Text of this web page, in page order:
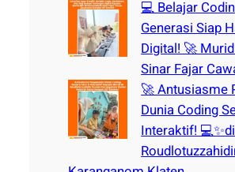
💻 Belajar
Generasi Siap
Digital! 🚀
Sinar Fajar
🚀 Antusiasme
Dunia Coding
Interaktif!